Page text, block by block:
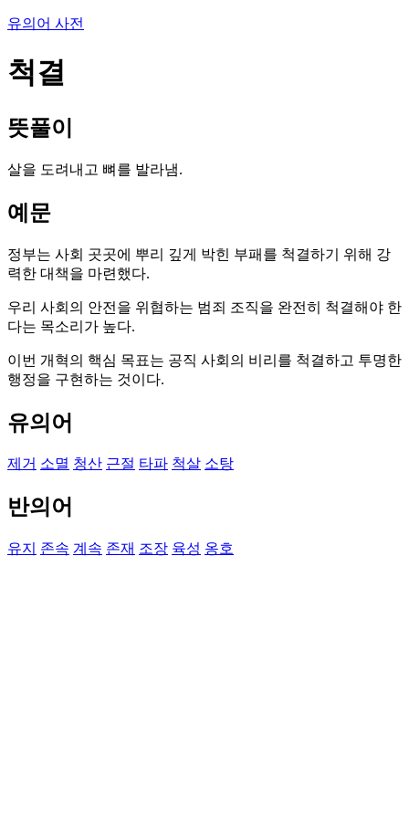
유의어 사전
척결
뜻풀이
살을 도려내고 뼈를 발라냄.
예문
정부는 사회 곳곳에 뿌리 깊게 박힌 부패를 척결하기 위해 강
력한 대책을 마련했다.
우리 사회의 안전을 위협하는 범죄 조직을 완전히 척결해야 한
다는 목소리가 높다.
이번 개혁의 핵심 목표는 공직 사회의 비리를 척결하고 투명한
행정을 구현하는 것이다.
유의어
제거 소멸 청산 근절 타파 척살 소탕
반의어
유지 존속 계속 존재 조장 육성 옹호